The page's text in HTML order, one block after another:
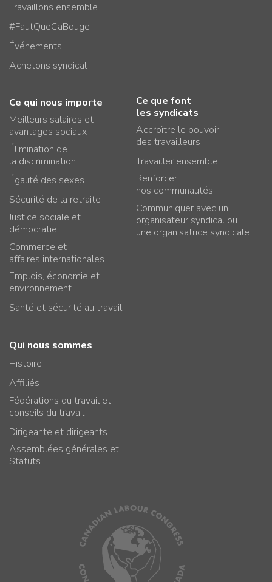
Travaillons ensemble
#FautQueCaBouge
Événements
Achetons syndical
Ce qui nous importe
Meilleurs salaires et
avantages sociaux
Élimination de
la discrimination
Égalité des sexes
Sécurité de la retraite
Justice sociale et
démocratie
Commerce et
affaires internationales
Emplois, économie et
environnement
Santé et sécurité au travail
Ce que font
les syndicats
Accroître le pouvoir
des travailleurs
Travailler ensemble
Renforcer
nos communautés
Communiquer avec un
organisateur syndical ou
une organisatrice syndicale
Qui nous sommes
Histoire
Affiliés
Fédérations du travail et
conseils du travail
Dirigeante et dirigeants
Assemblées générales et
Statuts